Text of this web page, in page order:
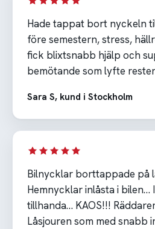
Hade tappat bort nyckeln
före semestern, stress,
fick blixtsnabb hjälp och
bemötande som lyfte
Sara S, kund i Stockholm
Bilnycklar borttappade på
Hemnycklar inlåsta i
tillhanda… KAOS!!!
Låsjouren som med snabb